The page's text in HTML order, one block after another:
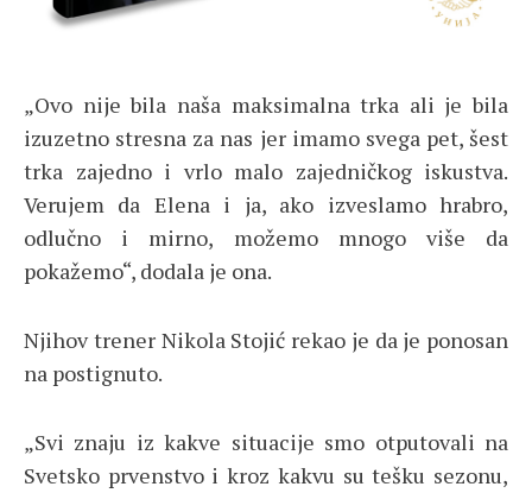
„Ovo nije bila naša maksimalna trka ali je bila
izuzetno stresna za nas jer imamo svega pet, šest
trka zajedno i vrlo malo zajedničkog iskustva.
Verujem da Elena i ja, ako izveslamo hrabro,
odlučno i mirno, možemo mnogo više da
pokažemo“, dodala je ona.
Njihov trener Nikola Stojić rekao je da je ponosan
na postignuto.
„Svi znaju iz kakve situacije smo otputovali na
Svetsko prvenstvo i kroz kakvu su tešku sezonu,